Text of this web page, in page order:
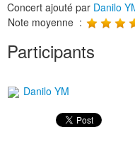
Concert ajouté par Danilo
Note moyenne :
Participants
Danilo YM